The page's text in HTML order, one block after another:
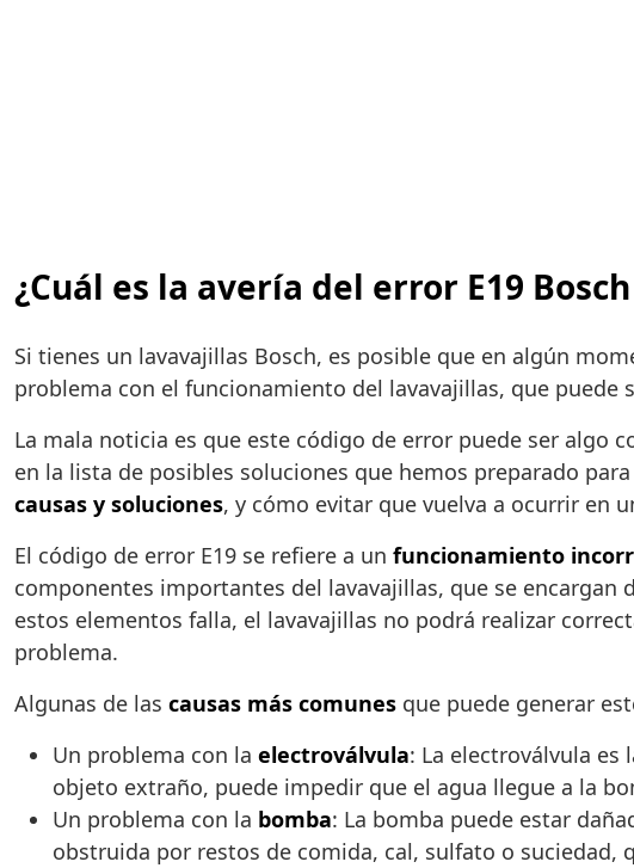
¿Cuál es la avería del error E19
Si tienes un lavavajillas Bosch, es posible que en algún
problema con el funcionamiento del lavavajillas, que puede
La mala noticia es que este código de error puede ser algo
en la lista de posibles soluciones que hemos preparado
causas y soluciones, y cómo evitar que vuelva a ocurrir en
El código de error E19 se refiere a un funcionamiento
componentes importantes del lavavajillas, que se
estos elementos falla, el lavavajillas no podrá realizar
problema.
Algunas de las causas más comunes que puede generar
Un problema con la electroválvula: La electroválvula es
objeto extraño, puede impedir que el agua llegue a la
Un problema con la bomba: La bomba puede estar
obstruida por restos de comida, cal, sulfato o suciedad,